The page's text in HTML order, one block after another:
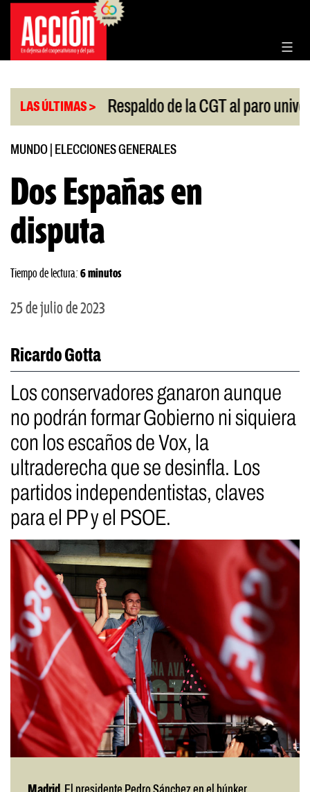
Saltar
contenido
LAS ÚLTIMAS >
| Respaldo de la CGT al paro universitario
MUNDO ELECCIONES GENERALES
Dos Españas en
disputa
Tiempo de lectura: 6 minutos
25 de julio de 2023
Ricardo Gotta
Los conservadores ganaron aunque
no podrán formar Gobierno ni siquiera
con los escaños de Vox, la
ultraderecha que se desinfla. Los
partidos independentistas, claves
para el PP y el PSOE.